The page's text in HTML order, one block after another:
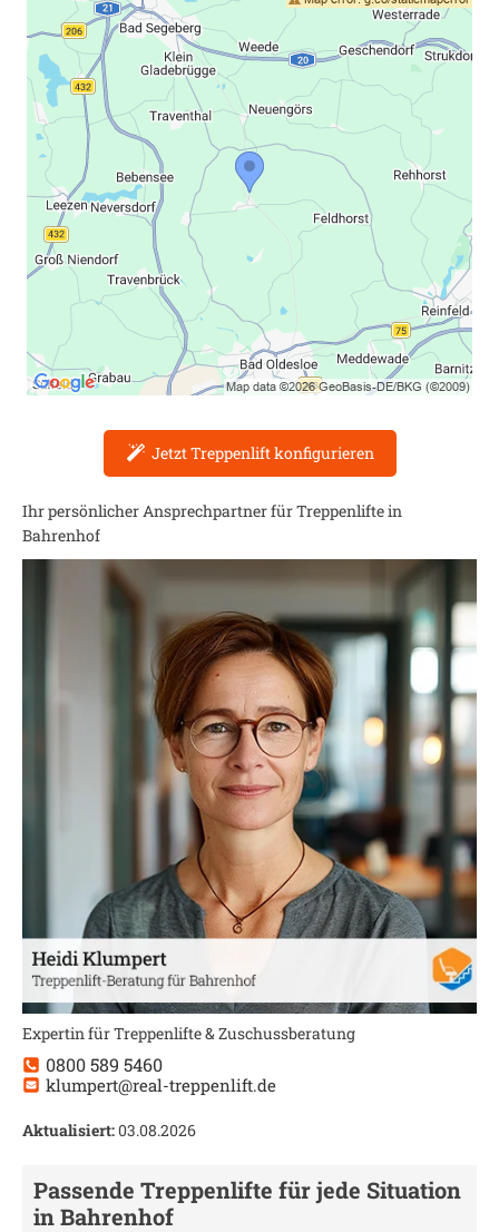
Jetzt Treppenlift konfigurieren
Ihr persönlicher Ansprechpartner für Treppenlifte in
Bahrenhof
Expertin für Treppenlifte & Zuschussberatung
0800 589 5460
klumpert@real-treppenlift.de
Aktualisiert:03.08.2026
Passende Treppenlifte für jede Situation
inBahrenhof